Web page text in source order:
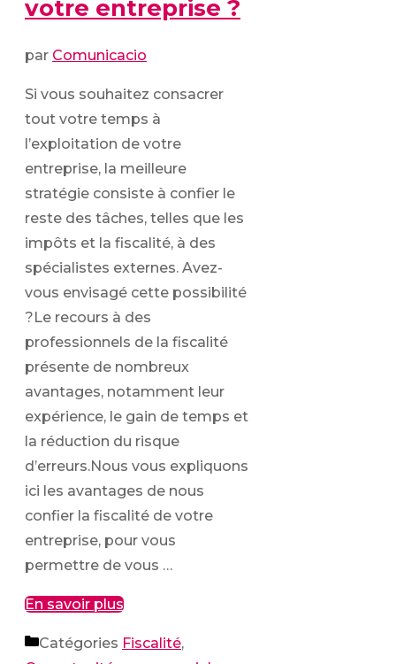
votre entreprise ?
par Comunicacio
Si vous souhaitez consacrer
tout votre temps à
l’exploitation de votre
entreprise, la meilleure
stratégie consiste à confier le
reste des tâches, telles que les
impôts et la fiscalité, à des
spécialistes externes. Avez-
vous envisagé cette possibilité
?Le recours à des
professionnels de la fiscalité
présente de nombreux
avantages, notamment leur
expérience, le gain de temps et
la réduction du risque
d’erreurs.Nous vous expliquons
ici les avantages de nous
confier la fiscalité de votre
entreprise, pour vous
permettre de vous …
En savoir plus
Catégories Fiscalité,